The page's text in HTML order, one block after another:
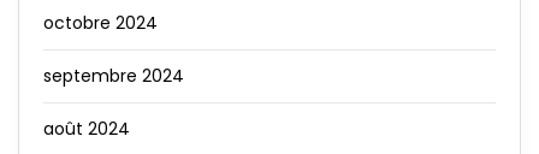
octobre 2024
septembre 2024
août 2024